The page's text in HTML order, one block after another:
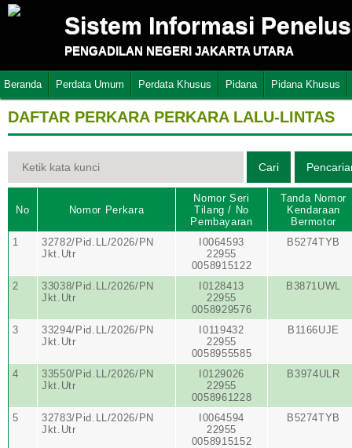
Sistem Informasi
PENGADILAN NEGERI JAKARTA UTARA
Beranda Perdata Umum Perdata Khusus Pidana Pidana Khusus
DAFTAR PERKARA PERKARA LALU-LINTAS
No Nomor Perkara
Nomor Seri
Tilang / No
Pembayaran
Tanda Nomor
Kendaraan
Bermotor
1
32782/Pid.LL/2026/PN
Jkt.Utr
I0064593
22955
0058915122
B5274TYB
2
33038/Pid.LL/2026/PN
Jkt.Utr
I0128413
22955
0058929576
B3871UWL
3
33294/Pid.LL/2026/PN
Jkt.Utr
I0119432
22955
0058955585
B1166UJE
4
33550/Pid.LL/2026/PN
Jkt.Utr
I0129026
22955
0058961228
B3974ULR
5
32783/Pid.LL/2026/PN
Jkt.Utr
I0064594
22955
0058915152
B5274TYB